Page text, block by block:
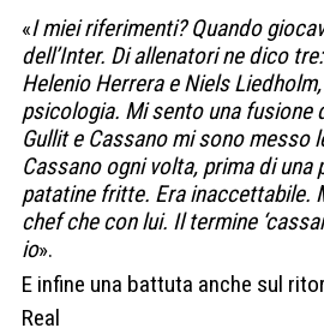
«I miei riferimenti? Quando
dell’Inter. Di allenatori ne dico
Helenio Herrera e Niels
psicologia. Mi sento una fusione
Gullit e Cassano mi sono messo
Cassano ogni volta, prima di una
patatine fritte. Era inaccettabile.
chef che con lui. Il termine
io».
E infine una battuta anche sul
Real